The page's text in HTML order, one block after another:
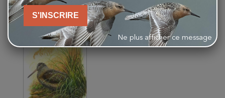
favorite_border
S'INSCRIRE
Ne plus afficher ce message